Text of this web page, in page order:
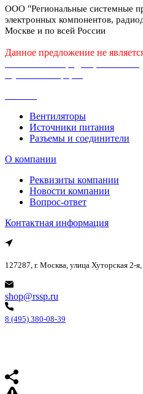
ООО "Региональные системные
электронных компонентов,
Москве и по всей России
Данное предложение не
Вентиляторы
Источники питания
Разъемы и соединители
О компании
Реквизиты компании
Новости компании
Вопрос-ответ
Контактная информация
127287, г. Москва, улица Хуторская 2-
shop@rssp.ru
8 (495) 380-08-39